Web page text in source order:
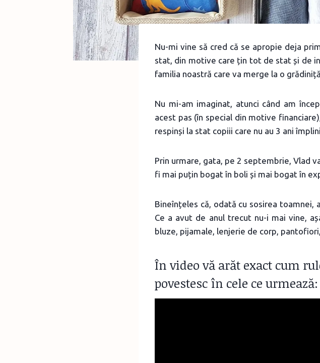
Nu-mi vine să cred că se apropie deja
stat, din motive care țin tot de stat și de
familia noastră care va merge la o
Nu mi-am imaginat, atunci când am
acest pas (în special din motive
respinși la stat copiii care nu au 3 ani
Prin urmare, gata, pe 2 septembrie, Vlad
fi mai puțin bogat în boli și mai bogat în
Bineînțeles că, odată cu sosirea
Ce a avut de anul trecut nu-i mai vine,
bluze, pijamale, lenjerie de corp,
În video vă arăt exact cum
povestesc în cele ce urmează: